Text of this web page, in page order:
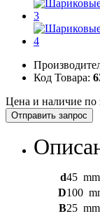
Код Товара:
Цена и наличие по
Отправить запрос
d45 mm
D100
B25 mm